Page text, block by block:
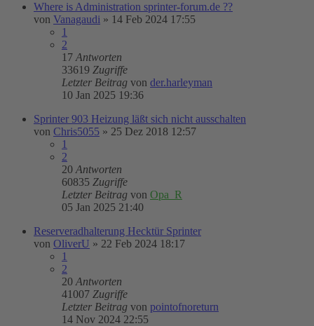
Where is Administration sprinter-forum.de ??
von Vanagaudi » 14 Feb 2024 17:55
1
2
17 Antworten
33619 Zugriffe
Letzter Beitrag von der.harleyman
10 Jan 2025 19:36
Sprinter 903 Heizung läßt sich nicht ausschalten
von Chris5055 » 25 Dez 2018 12:57
1
2
20 Antworten
60835 Zugriffe
Letzter Beitrag von Opa_R
05 Jan 2025 21:40
Reserveradhalterung Hecktür Sprinter
von OliverU » 22 Feb 2024 18:17
1
2
20 Antworten
41007 Zugriffe
Letzter Beitrag von pointofnoreturn
14 Nov 2024 22:55